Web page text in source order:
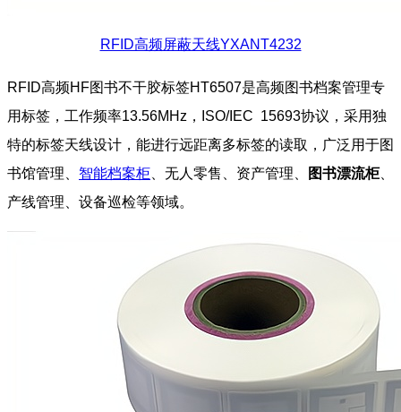
RFID高频屏蔽天线YXANT4232
RFID高频HF图书不干胶标签HT6507是高频图书档案管理专
用标签，工作频率13.56MHz，ISO/IEC 15693协议，采用独
特的标签天线设计，能进行远距离多标签的读取，广泛用于图
书馆管理、 智能档案柜 、无人零售、资产管理、 图书漂流柜、
产线管理、设备巡检等领域。